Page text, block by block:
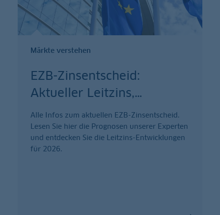
Märkte verstehen
EZB-Zinsentscheid:
Aktueller Leitzins,…
Alle Infos zum aktuellen EZB-Zinsentscheid.
Lesen Sie hier die Prognosen unserer Experten
und entdecken Sie die Leitzins-Entwicklungen
für 2026.